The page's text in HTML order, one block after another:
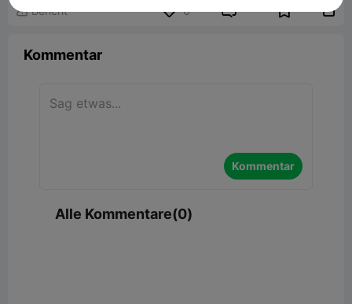
 Bericht 6  
Kommentar
Kommentar
Alle Kommentare(0)